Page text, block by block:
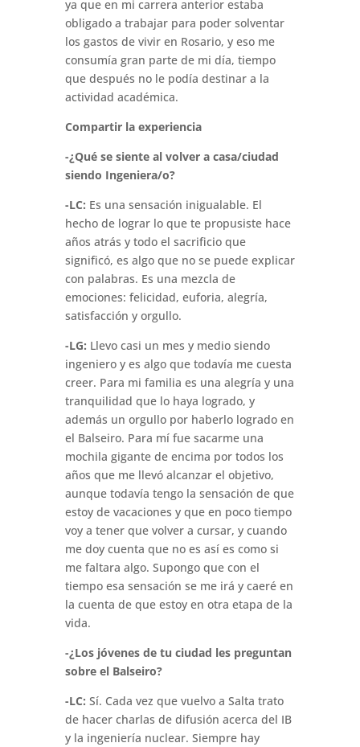
ya que en mi carrera anterior estaba
obligado a trabajar para poder solventar
los gastos de vivir en Rosario, y eso me
consumía gran parte de mi día, tiempo
que después no le podía destinar a la
actividad académica.
Compartir la experiencia
-¿Qué se siente al volver a casa/ciudad
siendo Ingeniera/o?
-LC: Es una sensación inigualable. El
hecho de lograr lo que te propusiste hace
años atrás y todo el sacrificio que
significó, es algo que no se puede explicar
con palabras. Es una mezcla de
emociones: felicidad, euforia, alegría,
satisfacción y orgullo.
-LG: Llevo casi un mes y medio siendo
ingeniero y es algo que todavía me cuesta
creer. Para mi familia es una alegría y una
tranquilidad que lo haya logrado, y
además un orgullo por haberlo logrado en
el Balseiro. Para mí fue sacarme una
mochila gigante de encima por todos los
años que me llevó alcanzar el objetivo,
aunque todavía tengo la sensación de que
estoy de vacaciones y que en poco tiempo
voy a tener que volver a cursar, y cuando
me doy cuenta que no es así es como si
me faltara algo. Supongo que con el
tiempo esa sensación se me irá y caeré en
la cuenta de que estoy en otra etapa de la
vida.
-¿Los jóvenes de tu ciudad les preguntan
sobre el Balseiro?
-LC: Sí. Cada vez que vuelvo a Salta trato
de hacer charlas de difusión acerca del IB
y la ingeniería nuclear. Siempre hay